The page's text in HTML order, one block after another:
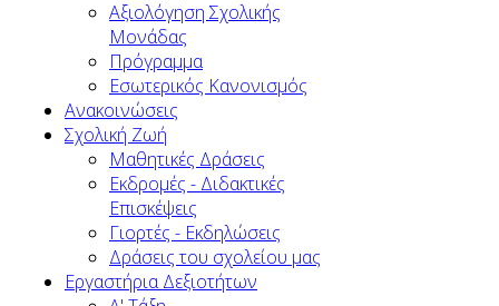
Αξιολόγηση Σχολικής
Μονάδας
Πρόγραμμα
Εσωτερικός Κανονισμός
Ανακοινώσεις
Σχολική Ζωή
Μαθητικές Δράσεις
Εκδρομές - Διδακτικές
Επισκέψεις
Γιορτές - Εκδηλώσεις
Δράσεις του σχολείου μας
Εργαστήρια Δεξιοτήτων